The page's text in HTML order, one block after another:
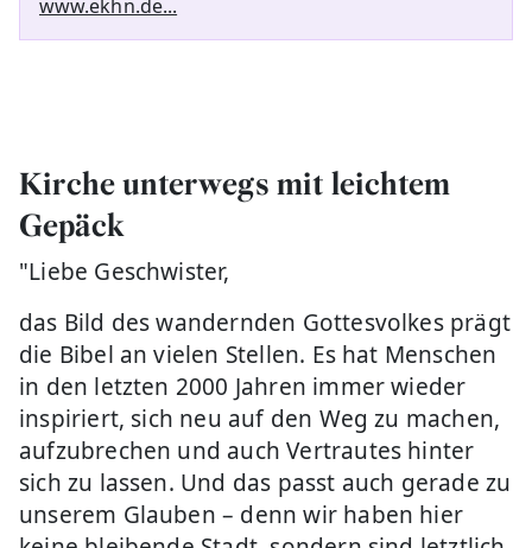
www.ekhn.de...
Kirche unterwegs mit leichtem
Gepäck
"Liebe Geschwister,
das Bild des wandernden Gottesvolkes prägt
die Bibel an vielen Stellen. Es hat Menschen
in den letzten 2000 Jahren immer wieder
inspiriert, sich neu auf den Weg zu machen,
aufzubrechen und auch Vertrautes hinter
sich zu lassen. Und das passt auch gerade zu
unserem Glauben – denn wir haben hier